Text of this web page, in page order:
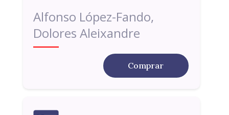
Alfonso López-Fando,
Dolores Aleixandre
Comprar